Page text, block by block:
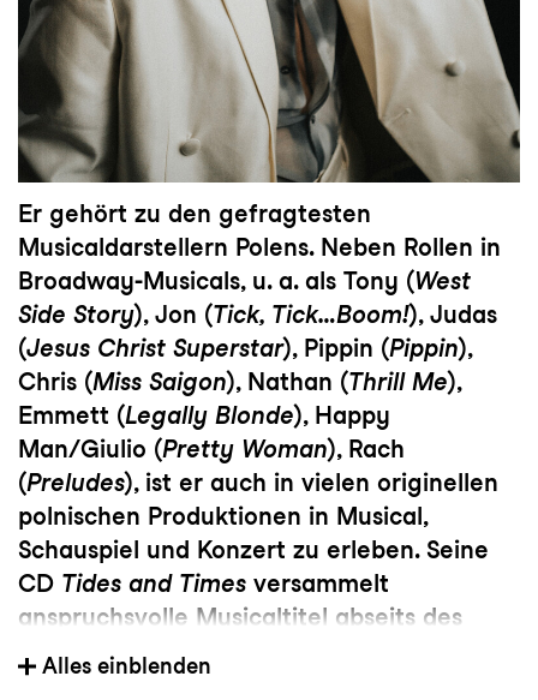
Er gehört zu den gefragtesten
Musicaldarstellern Polens. Neben Rollen in
Broadway-Musicals, u. a. als Tony (West
Side Story), Jon (Tick, Tick…Boom!), Judas
(Jesus Christ Superstar), Pippin (Pippin),
Chris (Miss Saigon), Nathan (Thrill Me),
Emmett (Legally Blonde), Happy
Man/Giulio (Pretty Woman), Rach
(Preludes), ist er auch in vielen originellen
polnischen Produktionen in Musical,
Schauspiel und Konzert zu erleben. Seine
CD Tides and Times versammelt
anspruchsvolle Musicaltitel abseits des
Mainstreams. Ausbildung: Musikakademie
in Gdańsk und Filmhochschule K.
Alles einblenden